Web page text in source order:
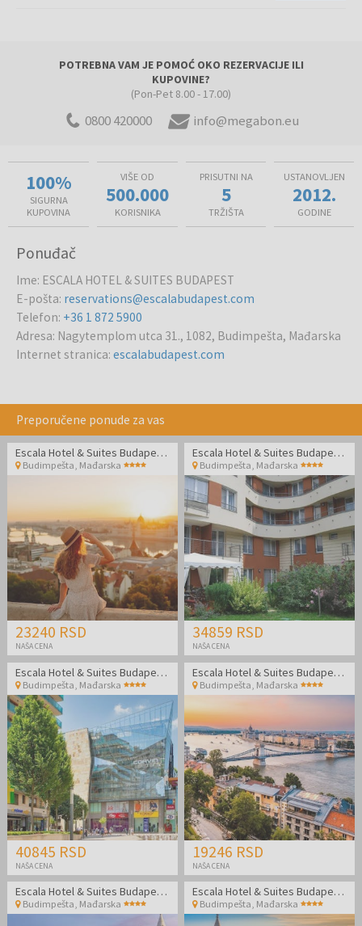
POTREBNA VAM JE POMOĆ OKO REZERVACIJE ILI
KUPOVINE?
(Pon-Pet 8.00 - 17.00)
0800 420000 info@megabon.eu
100%
SIGURNA
KUPOVINA
VIŠE OD
500.000
KORISNIKA
PRISUTNI NA
5
TRŽIŠTA
USTANOVLJEN
2012.
GODINE
Ponuđač
Ime: ESCALA HOTEL & SUITES BUDAPEST
E-pošta: reservations@escalabudapest.com
Telefon: +36 1 872 5900
Adresa: Nagytemplom utca 31., 1082, Budimpešta, Mađarska
Internet stranica: escalabudapest.com
Preporučene ponude za vas
Escala Hotel & Suites Budapest - Letnji odmor u Budimpešti
Budimpešta Mađarska
23240 RSD
NAŠA CENA
Escala Hotel & Suites Budapest - Letnji odmor u Budimpešti
Budimpešta Mađarska
34859 RSD
NAŠA CENA
Escala Hotel & Suites Budapest - Porodični odmor
Budimpešta Mađarska
40845 RSD
NAŠA CENA
Escala Hotel & Suites Budapest - Odmor u Budimpešti
Budimpešta Mađarska
19246 RSD
NAŠA CENA
Escala Hotel & Suites Budapest - Porodični odmor
Budimpešta, Mađarska
Escala Hotel & Suites Budapest - Odmor u Budimpešti
Budimpešta, Mađarska